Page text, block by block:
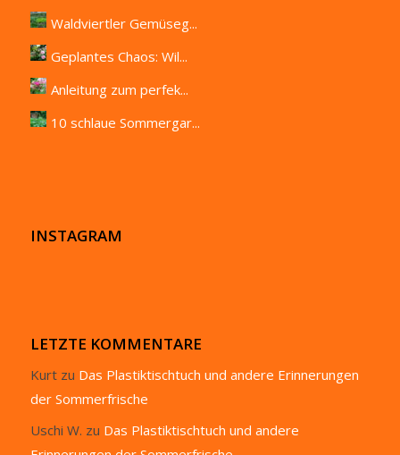
Waldviertler Gemüseg...
Geplantes Chaos: Wil...
Anleitung zum perfek...
10 schlaue Sommergar...
INSTAGRAM
LETZTE KOMMENTARE
Kurtzu Das Plastiktischtuch und andere Erinnerungen
der Sommerfrische
Uschi W. zu Das Plastiktischtuch und andere